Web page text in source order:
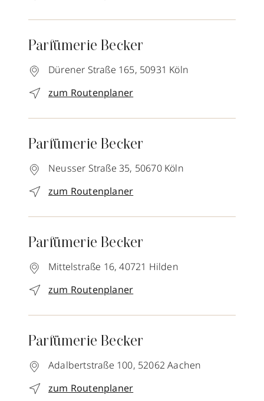
Parfümerie Becker
Dürener Straße 165, 50931 Köln
zum Routenplaner
Parfümerie Becker
Neusser Straße 35, 50670 Köln
zum Routenplaner
Parfümerie Becker
Mittelstraße 16, 40721 Hilden
zum Routenplaner
Parfümerie Becker
Adalbertstraße 100, 52062 Aachen
zum Routenplaner